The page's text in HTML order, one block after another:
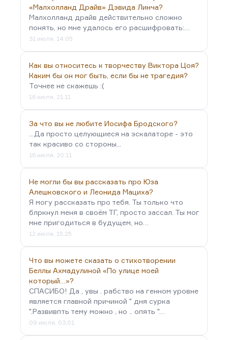
«Малхолланд Драйв» Дэвида Линча?
Малхолланд драйв действительно сложно
понять, но мне удалось его расшифровать:…
31 июля, 14:05
Как вы относитесь к творчеству Виктора Цоя?
Каким бы он мог быть, если бы не трагедия?
Точнее не скажешь :(
16 июля, 21:11
За что вы не любите Иосифа Бродского?
...Да просто целующиеся на эскалаторе - это
так красиво со стороны...
16 июля, 20:11
Не могли бы вы рассказать про Юза
Алешковского и Леонида Мациха?
Я могу рассказать про тебя. Ты только что
блркнул меня в своём ТГ, просто зассал. Ты мог
мне пригодиться в будущем, но…
12 июля, 15:25
Что вы можете сказать о стихотворении
Беллы Ахмадулиной «По улице моей
который…»?
СПАСИБО! Да , увы . рабство на генном уровне
является главной причиной " дня сурка
".Развивпть тему можно , но .. опять "…
09 июля, 03:01